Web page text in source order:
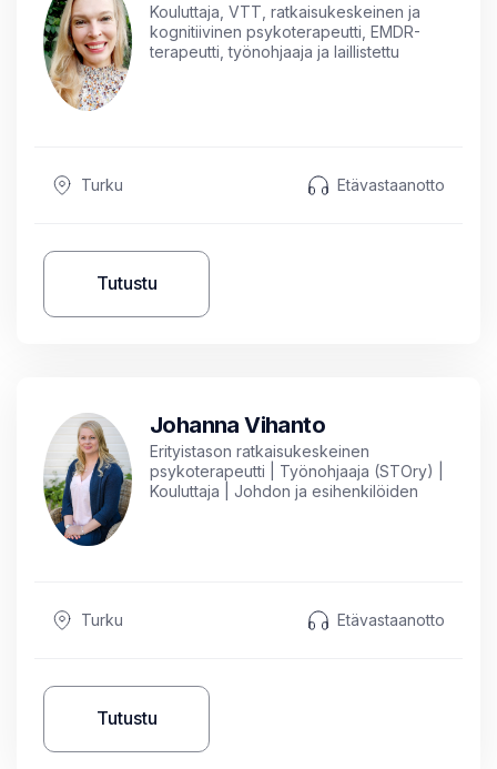
Kouluttaja, VTT, ratkaisukeskeinen ja
kognitiivinen psykoterapeutti, EMDR-
terapeutti, työnohjaaja ja laillistettu
Turku Etävastaanotto
Tutustu
Johanna Vihanto
Erityistason ratkaisukeskeinen
psykoterapeutti | Työnohjaaja (STOry) |
Kouluttaja | Johdon ja esihenkilöiden
Turku Etävastaanotto
Tutustu